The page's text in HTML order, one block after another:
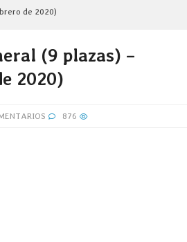
de 2020)
(9 plazas) –
2020)
876